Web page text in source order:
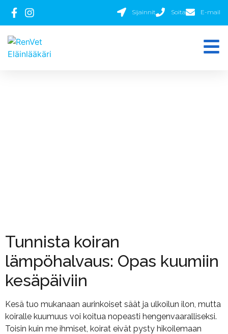
Sijainnit Soita E-mail
Tunnista koiran
lämpöhalvaus: Opas kuumiin
kesäpäiviin
Kesä tuo mukanaan aurinkoiset säät ja ulkoilun ilon, mutta
koiralle kuumuus voi koitua nopeasti hengenvaaralliseksi.
Toisin kuin me ihmiset, koirat eivät pysty hikoilemaan